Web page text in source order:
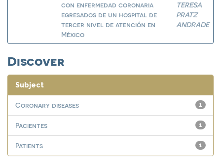
con enfermedad coronaria
egresados de un hospital de
tercer nivel de atención en
México
TERESA
PRATZ
ANDRADE
Discover
Subject
1
Coronary diseases
1
Pacientes
1
Patients